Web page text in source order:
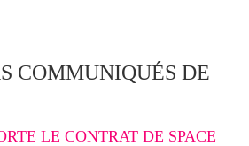
COMMUNIQUÉS DE
LE CONTRAT DE SPACE